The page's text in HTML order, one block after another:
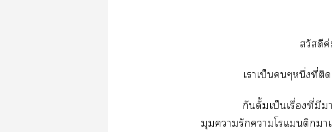
สวัสดี
เาเป็นๆหนึ่งที่ติ
กันดั้มเป็นเรื่องที่มี
มุมารักาโแติา